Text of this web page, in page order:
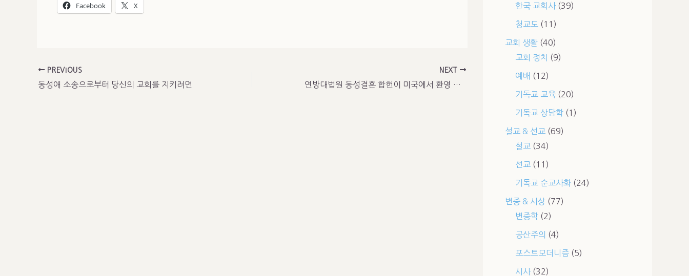
Facebook X
PREVIOUS
동성애 소송으로부터 당신의 교회를 지키려면
NEXT
연방대법원 동성결혼 합헌이 미국에서 환영 받는 이유
한국 교회사(39)
청교도 (11)
교회 생활(40)
교회 정치
(9)
예배 (12)
기독교 교육(20)
기독교 상담학(1)
설교 & 선교 (69)
설교 (34)
선교 (11)
기독교 순교사화(24)
변증 & 사상(77)
변증학(2)
공산주의 (4)
포스트모더니즘(5)
시사(32)